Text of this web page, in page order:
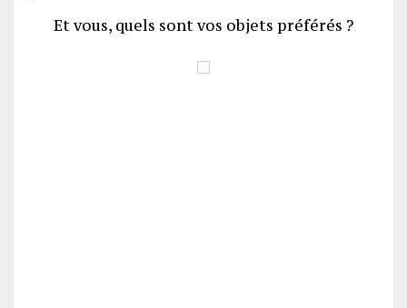
Et vous, quels sont vos objets préférés ?